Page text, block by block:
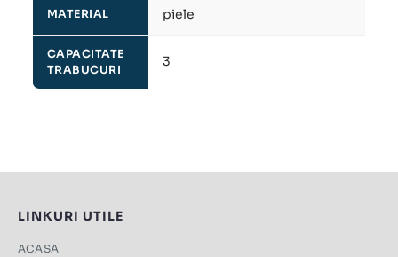
MATERIAL piele
CAPACITATE
TRABUCURI
3
LINKURI UTILE
ACASA